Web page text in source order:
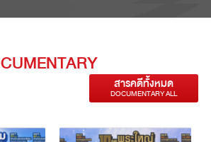
สารคดีทั้งหมด
DOCUMENTARY ALL